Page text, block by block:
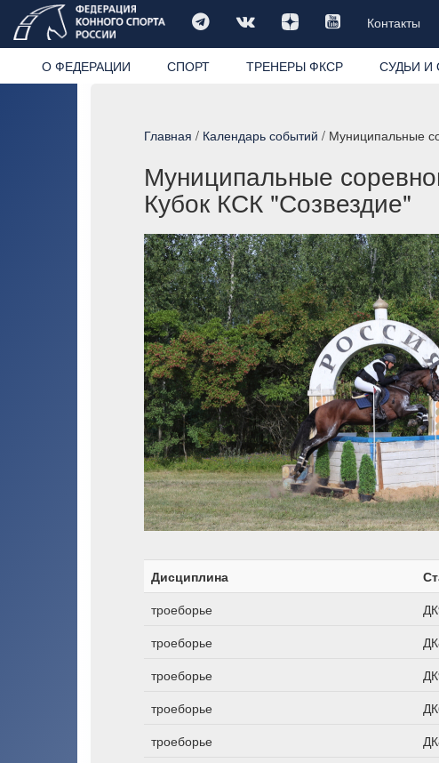
Контакты
О ФЕДЕРАЦИИ СПОРТ ТРЕНЕРЫ ФКСР СУДЬИ И
Главная / Календарь событий / Муниципальные
Муниципальные
Кубок КСК "Созвездие"
Дисциплина
троеборье
троеборье
троеборье
троеборье
троеборье